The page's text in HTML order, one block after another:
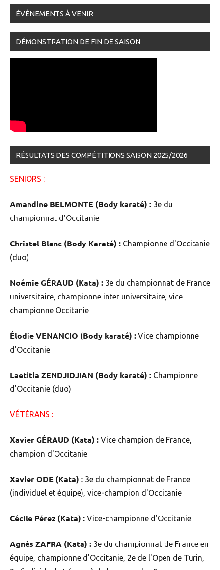
ÉVÈNEMENTS À VENIR
DÉMONSTRATION DE FIN DE SAISON
RÉSULTATS DES COMPÉTITIONS SAISON 2025/2026
SENIORS :
Amandine BELMONTE (Body karaté) : 3e du
championnat d'Occitanie
Christel Blanc (Body Karaté) : Championne d'Occitanie
(duo)
Noémie GÉRAUD (Kata) : 3e du championnat de France
universitaire, championne inter universitaire, vice
championne Occitanie
Élodie VENANCIO (Body karaté) : Vice championne
d'Occitanie
Laetitia ZENDJIDJIAN (Body karaté) : Championne
d'Occitanie (duo)
VÉTÉRANS :
Xavier GÉRAUD (Kata) : Vice champion de France,
champion d'Occitanie
Xavier ODE (Kata) : 3e du championnat de France
(individuel et équipe), vice-champion d'Occitanie
Cécile Pérez (Kata) : Vice-championne d'Occitanie
Agnès ZAFRA (Kata) : 3e du championnat de France en
équipe, championne d'Occitanie, 2e de l'Open de Turin,